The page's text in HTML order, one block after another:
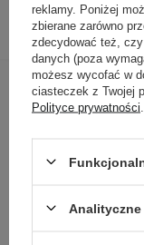
Inni
reklamy. Poniżej
zbierane zarówno
zdecydować też,
danych (poza
możesz wycofać w
ciasteczek z Twojej
Polityce prywatności